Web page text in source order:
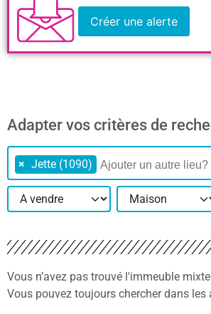
Créer une alerte
Adapter vos critères de
× Jette (1090)
Vous n’avez pas trouvé l'immeuble
Vous pouvez toujours chercher dans